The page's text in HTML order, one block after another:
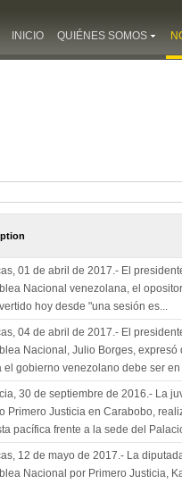
INICIO QUIÉNES SOMOS
01 de abril de 2017.- El
Nacional venezolana, el
hoy desde "una sesión es...
04 de abril de 2017.- El
Nacional, Julio Borges, expresó
el gobierno venezolano debe ser en
30 de septiembre de 2016.- La
Primero Justicia en Carabobo,
pacífica frente a la sede del
12 de mayo de 2017.- La
Nacional por Primero Justicia,